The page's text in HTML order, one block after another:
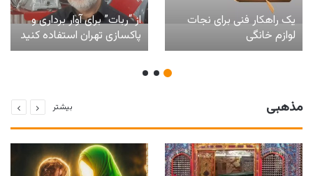
یک راهکار فنی برای نجات
لوازم خانگی
از “ربات” برای آوار برداری و
پاکسازی تهران استفاده کنید
مذهبی بیشتر